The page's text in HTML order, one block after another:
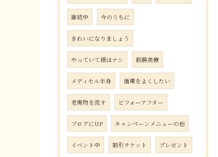
継続中 今のうちに
きれいになりましょう
やっていて損はナシ 筋膜美療
メディセル半身 循環をよくしたい
老廃物を流す ビフォーアフター
ブログにUP キャンペーンメニューの他
イベント中 割引チケット プレゼント